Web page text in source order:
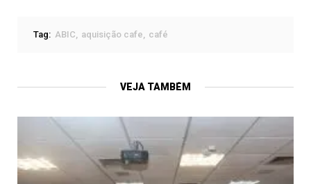
Tag: ABIC aquisição cafe café
VEJA TAMBÉM